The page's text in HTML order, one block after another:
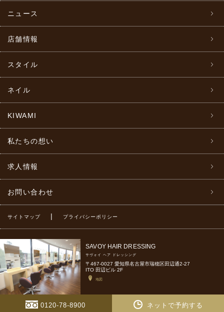
ニュース
店舗情報
スタイル
ネイル
KIWAMI
私たちの想い
求人情報
お問い合わせ
サイトマップ | プライバシーポリシー
SAVOY HAIR DRESSING
サヴォイ ヘア ドレッシング
〒467-0027 愛知県名古屋市瑞穂区田辺通2-27
ITO 田辺ビル 2F
地図
0120-78-8900 ネットで予約する